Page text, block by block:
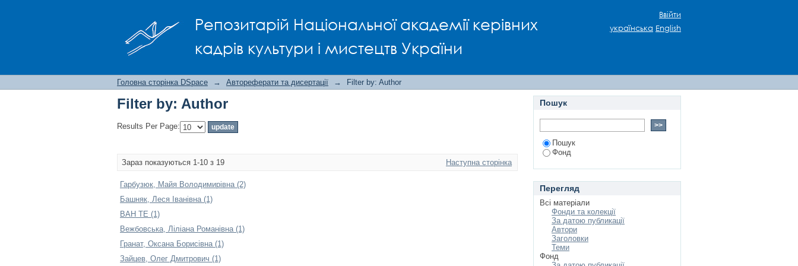
Репозитарій Національної академії керівних
кадрів культури і мистецтв України
Ввійти
українська English
Головна сторінка DSpace → Автореферати та дисертації → Filter by: Author
Filter by: Author
Results Per Page:
Зараз показуються 1-10 з 19 Наступна сторінка
Гарбузюк, Майя Володимирівна (2)
Башняк, Леся Іванівна (1)
ВАН ТЕ (1)
Вежбовська, Ліліана Романівна (1)
Гранат, Оксана Борисівна (1)
Зайцев, Олег Дмитрович (1)
Пошук
Пошук
Фонд
Перегляд
Всі матеріали
Фонди та колекції
За датою публикації
Автори
Заголовки
Теми
Фонд